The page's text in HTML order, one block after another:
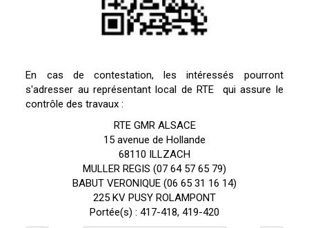
En cas de contestation, les intéressés pourront
s'adresser au représentant local de RTE qui assure le
contrôle des travaux :
RTE GMR ALSACE
15 avenue de Hollande
68110 ILLZACH
MULLER REGIS (07 64 57 65 79)
BABUT VERONIQUE (06 65 31 16 14)
225 KV PUSY ROLAMPONT
Portée(s) : 417-418, 419-420